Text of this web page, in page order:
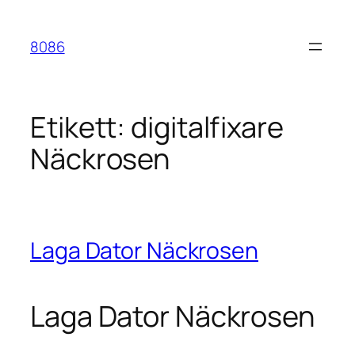
innehåll
8086
Etikett: digitalfixare
Näckrosen
Laga Dator Näckrosen
Laga Dator Näckrosen